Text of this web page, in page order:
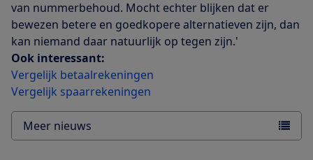
van nummerbehoud. Mocht echter blijken dat er
bewezen betere en goedkopere alternatieven zijn, dan
kan niemand daar natuurlijk op tegen zijn.'
Ook interessant:
Vergelijk betaalrekeningen
Vergelijk spaarrekeningen
Meer nieuws